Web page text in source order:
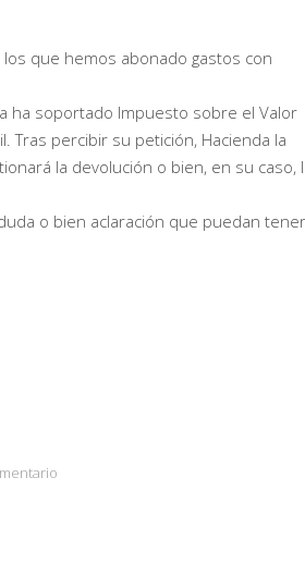
que hemos abonado gastos con
ha soportado Impuesto sobre el Valor
percibir su petición, Hacienda la
la devolución o bien, en su caso,
o bien aclaración que puedan